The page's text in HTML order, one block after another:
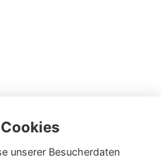
unserer Besucherdaten